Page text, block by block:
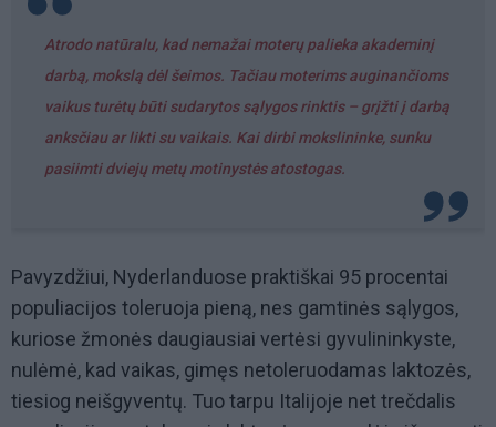
Atrodo natūralu, kad nemažai moterų palieka akademinį
darbą, mokslą dėl šeimos. Tačiau moterims auginančioms
vaikus turėtų būti sudarytos sąlygos rinktis – grįžti į darbą
anksčiau ar likti su vaikais. Kai dirbi mokslininke, sunku
pasiimti dviejų metų motinystės atostogas.
Pavyzdžiui, Nyderlanduose praktiškai 95 procentai
populiacijos toleruoja pieną, nes gamtinės sąlygos,
kuriose žmonės daugiausiai vertėsi gyvulininkyste,
nulėmė, kad vaikas, gimęs netoleruodamas laktozės,
tiesiog neišgyventų. Tuo tarpu Italijoje net trečdalis